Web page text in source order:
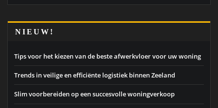
NIEUW!
Tips voor het kiezen van de beste afwerkvloer voor uw woning
Trends in veilige en efficiënte logistiek binnen Zeeland
Slim voorbereiden op een succesvolle woningverkoop